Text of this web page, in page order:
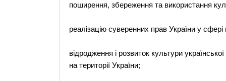
поширення, збереження та використання
реалізацію суверенних прав України у сфері
відродження і розвиток культури
на території України;